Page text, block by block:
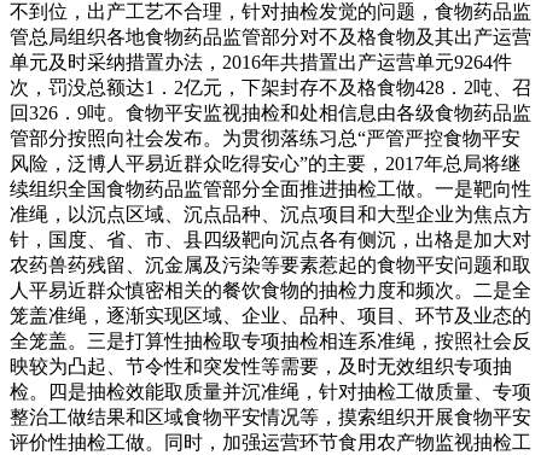
不到位，出产工艺不合理，针对抽检发觉的问题，食物药品监
管总局组织各地食物药品监管部分对不及格食物及其出产运营
单元及时采纳措置办法，2016年共措置出产运营单元9264件
次，罚没总额达1．2亿元，下架封存不及格食物428．2吨、召
回326．9吨。食物平安监视抽检和处相信息由各级食物药品监
管部分按照向社会发布。为贯彻落练习总“严管严控食物平安
风险，泛博人平易近群众吃得安心”的主要，2017年总局将继
续组织全国食物药品监管部分全面推进抽检工做。一是靶向性
准绳，以沉点区域、沉点品种、沉点项目和大型企业为焦点方
针，国度、省、市、县四级靶向沉点各有侧沉，出格是加大对
农药兽药残留、沉金属及污染等要素惹起的食物平安问题和取
人平易近群众慎密相关的餐饮食物的抽检力度和频次。二是全
笼盖准绳，逐渐实现区域、企业、品种、项目、环节及业态的
全笼盖。三是打算性抽检取专项抽检相连系准绳，按照社会反
映较为凸起、节令性和突发性等需要，及时无效组织专项抽
检。四是抽检效能取质量并沉准绳，针对抽检工做质量、专项
整治工做结果和区域食物平安情况等，摸索组织开展食物平安
评价性抽检工做。同时，加强运营环节食用农产物监视抽检工